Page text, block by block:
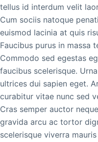
tellus id interdum velit
Cum sociis natoque
euismod lacinia at quis
Faucibus purus in massa
Commodo sed egestas
faucibus scelerisque.
ultrices dui sapien eget.
curabitur vitae nunc sed
Cras semper auctor
gravida arcu ac tortor
scelerisque viverra